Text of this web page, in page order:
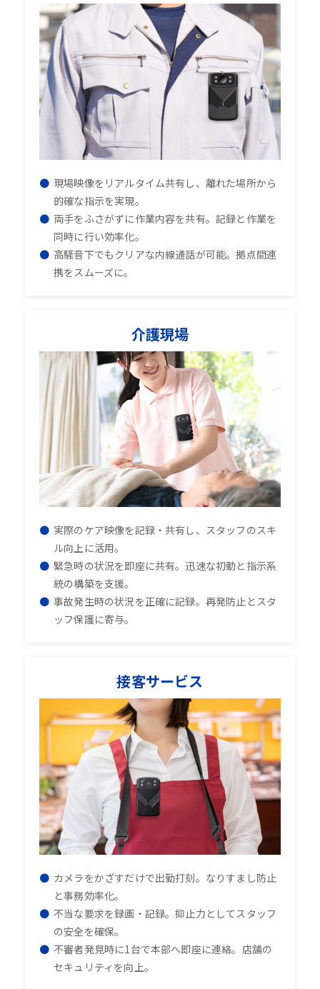
現場映像をリアルタイム共有し、離れた場所から
的確な指示を実現。
両手をふさがずに作業内容を共有。記録と作業を
同時に行い効率化。
高騒音下でもクリアな内線通話が可能。拠点間連
携をスムーズに。
介護現場
実際のケア映像を記録・共有し、スタッフのスキ
ル向上に活用。
緊急時の状況を即座に共有。迅速な初動と指示系
統の構築を支援。
事故発生時の状況を正確に記録。再発防止とスタ
ッフ保護に寄与。
接客サービス
カメラをかざすだけで出勤打刻。なりすまし防止
と事務効率化。
不当な要求を録画・記録。抑止力としてスタッフ
の安全を確保。
不審者発見時に1台で本部へ即座に連絡。店舗の
セキュリティを向上。